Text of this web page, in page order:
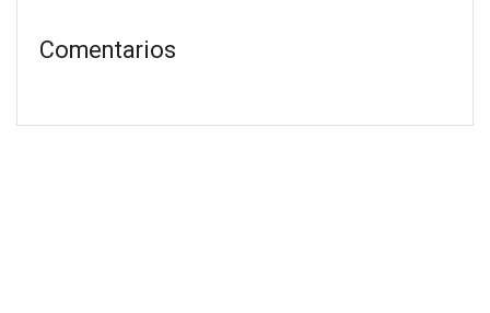
Comentarios